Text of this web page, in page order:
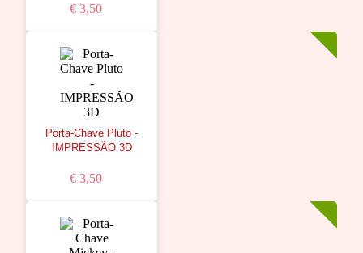
€ 3,50
Porta-Chave Pluto -
IMPRESSÃO 3D
€ 3,50